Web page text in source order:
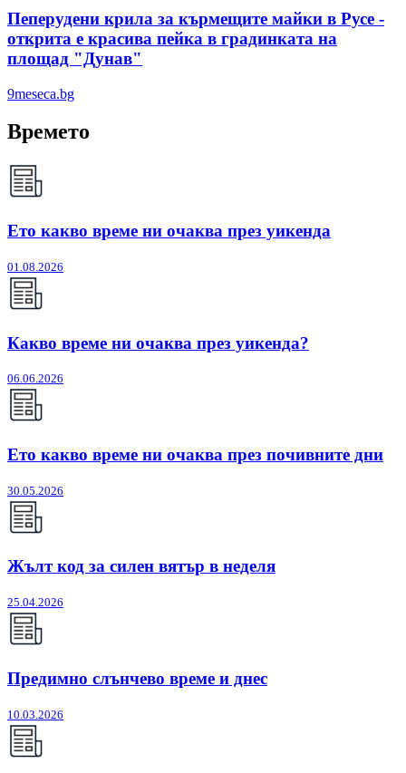
Пеперудени крила за кърмещите майки в Русе -
открита е красива пейка в градинката на
площад "Дунав"
9meseca.bg
Времето
Ето какво време ни очаква през уикенда
01.08.2026
Какво време ни очаква през уикенда?
06.06.2026
Ето какво време ни очаква през почивните дни
30.05.2026
Жълт код за силен вятър в неделя
25.04.2026
Предимно слънчево време и днес
10.03.2026